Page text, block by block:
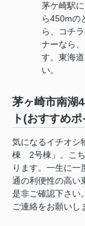
茅ケ崎駅
ら450mの
ら、コチ
ナーなら
す。東海
い。
茅ヶ崎市南
ト(おすすめ
気になるイチオ
棟 2号棟」。こち
ります。一生に
通の利便性の高い
是非ご確認下さい
ご連絡をお願いし